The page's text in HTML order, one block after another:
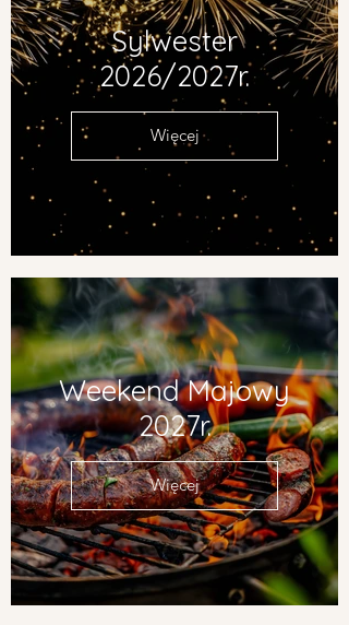
Sylwester
2026/2027r.
Więcej
Weekend Majowy
2027r.
Więcej